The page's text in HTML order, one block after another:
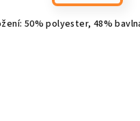
50% polyester, 48%